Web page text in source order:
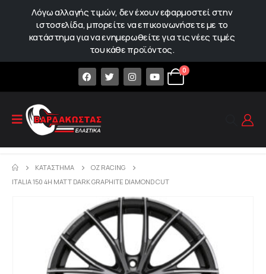
Λόγω αλλαγής τιμών, δεν έχουν εφαρμοστεί στην
ιστοσελίδα, μπορείτε να επικοινωνήσετε με το
κατάστημα για να ενημερωθείτε για τις νέες τιμές
του κάθε προϊόντος.
0
ΚΑΤΆΣΤΗΜΑ
OZ RACING
ITALIA 150 4H MATT DARK GRAPHITE DIAMOND CUT